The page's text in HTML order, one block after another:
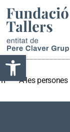
Obre la
A les persones